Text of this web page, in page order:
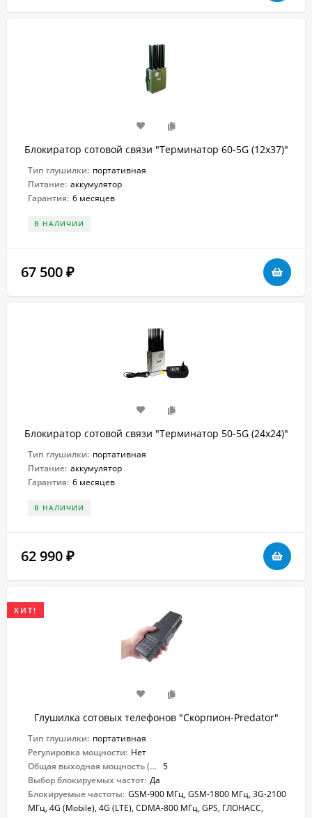
Блокиратор сотовой связи "Терминатор 60-5G (12х37)"
Тип глушилки: портативная
Питание: аккумулятор
Гарантия: 6 месяцев
В НАЛИЧИИ
67 500 ₽
Блокиратор сотовой связи "Терминатор 50-5G (24х24)"
Тип глушилки: портативная
Питание: аккумулятор
Гарантия: 6 месяцев
В НАЛИЧИИ
62 990 ₽
ХИТ!
Глушилка сотовых телефонов "Скорпион-Predator"
Тип глушилки: портативная
Регулировка мощности: Нет
Общая выходная мощность (Вт): 5
Выбор блокируемых частот: Да
Блокируемые частоты: GSM-900 МГц, GSM-1800 МГц, 3G-2100
МГц, 4G (Mobile), 4G (LTE), CDMA-800 МГц, GPS, ГЛОНАСС,